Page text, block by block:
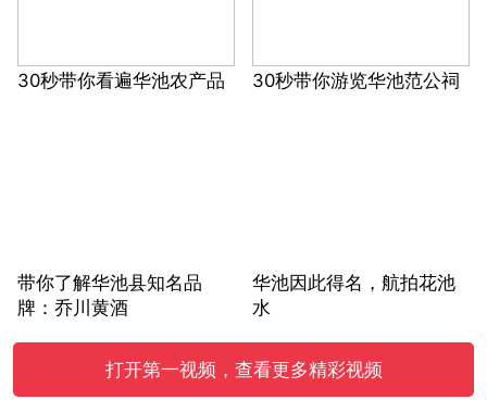
30秒带你看遍华池农产品 30秒带你游览华池范公祠
带你了解华池县知名品
牌：乔川黄酒
华池因此得名，航拍花池
水
打开第一视频，查看更多精彩视频